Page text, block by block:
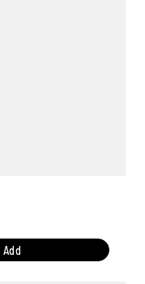
Add